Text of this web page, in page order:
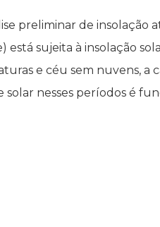
preliminar de insolação
está sujeita à insolação
e céu sem nuvens, a
solar nesses períodos é